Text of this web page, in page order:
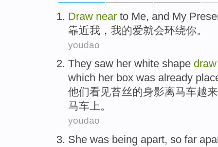
Draw near to Me, and My
靠近我 ， 我的爱就会环绕你。
youdao
They saw her white shape draw
which her box was already
他们看见苔丝的身影离马车越
马车上。
youdao
She was being apart, so far